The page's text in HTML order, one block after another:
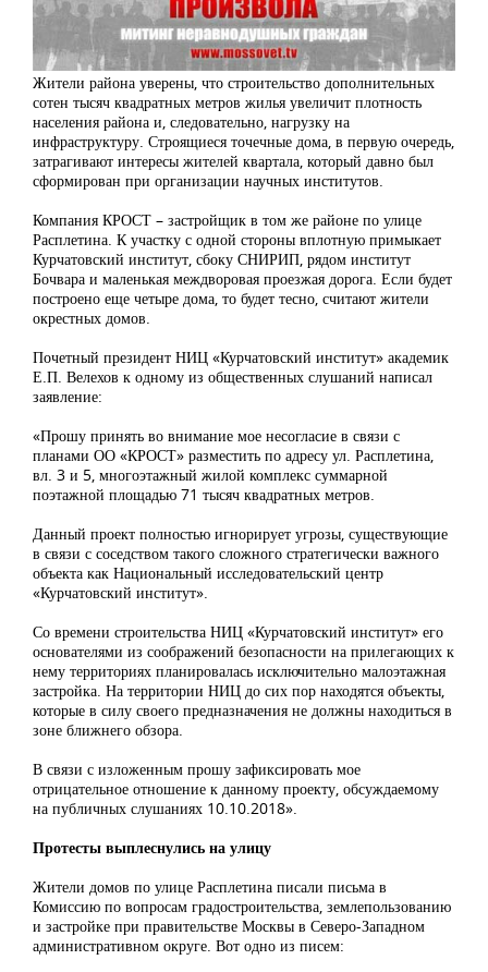
Жители района уверены, что строительство дополнительных
сотен тысяч квадратных метров жилья увеличит плотность
населения района и, следовательно, нагрузку на
инфраструктуру. Строящиеся точечные дома, в первую очередь,
затрагивают интересы жителей квартала, который давно был
сформирован при организации научных институтов.
Компания КРОСТ – застройщик в том же районе по улице
Расплетина. К участку с одной стороны вплотную примыкает
Курчатовский институт, сбоку СНИРИП, рядом институт
Бочвара и маленькая междворовая проезжая дорога. Если будет
построено еще четыре дома, то будет тесно, считают жители
окрестных домов.
Почетный президент НИЦ «Курчатовский институт» академик
Е.П. Велехов к одному из общественных слушаний написал
заявление:
«Прошу принять во внимание мое несогласие в связи с
планами ОО «КРОСТ» разместить по адресу ул. Расплетина,
вл. 3 и 5, многоэтажный жилой комплекс суммарной
поэтажной площадью 71 тысяч квадратных метров.
Данный проект полностью игнорирует угрозы, существующие
в связи с соседством такого сложного стратегически важного
объекта как Национальный исследовательский центр
«Курчатовский институт».
Со времени строительства НИЦ «Курчатовский институт» его
основателями из соображений безопасности на прилегающих к
нему территориях планировалась исключительно малоэтажная
застройка. На территории НИЦ до сих пор находятся объекты,
которые в силу своего предназначения не должны находиться в
зоне ближнего обзора.
В связи с изложенным прошу зафиксировать мое
отрицательное отношение к данному проекту, обсуждаемому
на публичных слушаниях 10.10.2018».
Протесты выплеснулись на улицу
Жители домов по улице Расплетина писали письма в
Комиссию по вопросам градостроительства, землепользованию
и застройке при правительстве Москвы в Северо-Западном
административном округе. Вот одно из писем: